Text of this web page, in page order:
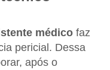
médico faz
pericial. Dessa
após o